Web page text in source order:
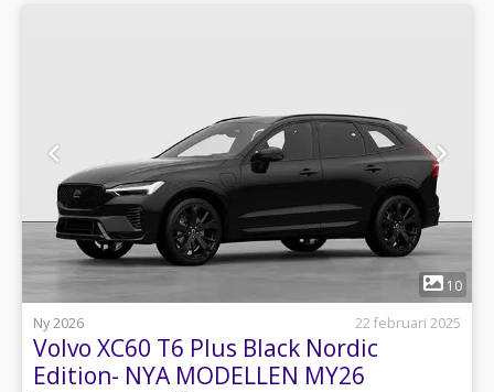
10
Ny 2026
22 februari 2025
Volvo XC60 T6 Plus Black Nordic
Edition- NYA MODELLEN MY26